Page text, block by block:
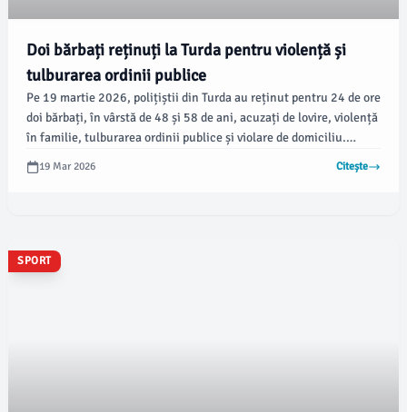
Doi bărbați reținuți la Turda pentru violență și
tulburarea ordinii publice
Pe 19 martie 2026, polițiștii din Turda au reținut pentru 24 de ore
doi bărbați, în vârstă de 48 și 58 de ani, acuzați de lovire, violență
în familie, tulburarea ordinii publice și violare de domiciliu.
Acțiunea a fost coordonată de un procuror de la Parchetul de pe
lângă Judecătoria Turda, conform stiridecluj.ro.
19 Mar 2026 Citește
SPORT